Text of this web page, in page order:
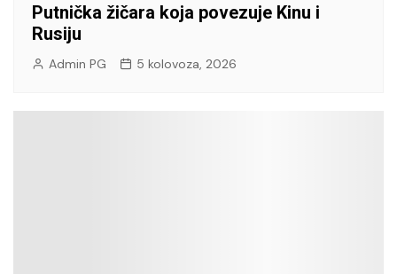
Putnička žičara koja povezuje Kinu i
Rusiju
Admin PG 5 kolovoza, 2026